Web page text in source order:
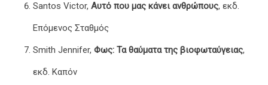
Santos Victor, Αυτό που μας κάνει ανθρώπους, εκδ.
Επόμενος Σταθμός
Smith Jennifer, Φως: Τα θαύματα της βιοφωταύγειας,
εκδ. Καπόν